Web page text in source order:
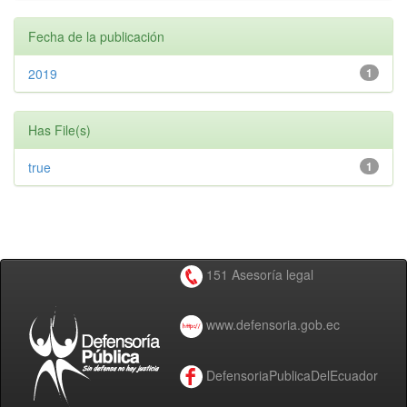
Fecha de la publicación
1
2019
Has File(s)
1
true
151 Asesoría legal
www.defensoria.gob.ec
DefensoriaPublicaDelEcuador